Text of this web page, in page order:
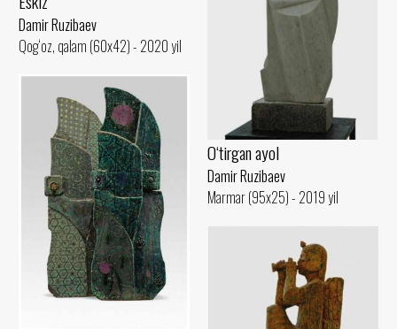
Damir Ruzibaev
Qog‘oz, qalam (60x42) - 2020 yil
O‘tirgan ayol
Damir Ruzibaev
Marmar (95x25) - 2019 yil